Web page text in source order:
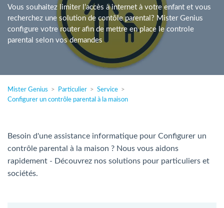
Indépendant
ASBL
Agent Mac
Fr
Vous souhaitez limiter l’accès à internet à votre enfant et vous
recherchez une solution de contôle parental? Mister Genius
configure votre router afin de mettre en place le controle
parental selon vos demandes
Mister Genius Particulier
Service
Configurer un contrôle parental à la maison
Besoin d'une assistance informatique pour Configurer un
contrôle parental à la maison ? Nous vous aidons
rapidement - Découvrez nos solutions pour particuliers et
sociétés.